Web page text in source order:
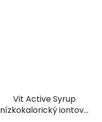
Vit Active Syrup
nízkokalorický iontový